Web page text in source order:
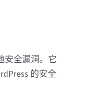
安全漏洞。它
的安全